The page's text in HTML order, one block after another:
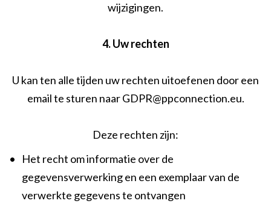
wijzigingen.
4. Uw rechten
U kan ten alle tijden uw rechten uitoefenen door een
email te sturen naar GDPR@ppconnection.eu.
Deze rechten zijn:
•
Het recht om informatie over de
gegevensverwerking en een exemplaar van de
verwerkte gegevens te ontvangen